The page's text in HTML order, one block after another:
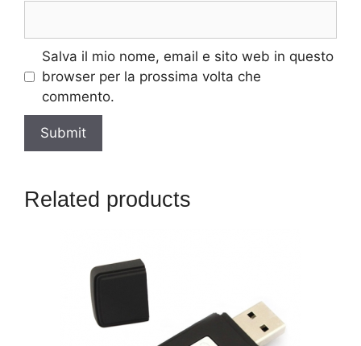
Salva il mio nome, email e sito web in questo
browser per la prossima volta che
commento.
Related products